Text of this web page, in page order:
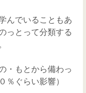
んでいることもあ
っとって分類する
・もとから備わっ
％ぐらい影響）